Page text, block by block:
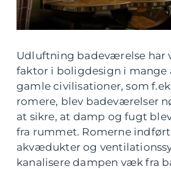
Udluftning badeværelse har
faktor i boligdesign i mange
gamle civilisationer, som
romere, blev badeværelser
at sikre, at damp og fugt
fra rummet. Romerne
akvædukter og
kanalisere dampen væk fra